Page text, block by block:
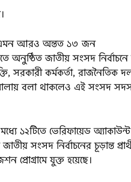
এমন আরও অন্তত ১৩ জন
অনুষ্ঠিত জাতীয় সংসদ
সরকারী কর্মকর্তা, রাজনৈতিক
বলা থাকলেও এই সংসদ
১২টিতে ভেরিফায়েড অ্যাকাউন্ট
সংসদ নির্বাচনের চূড়ান্ত
প্রোগ্রামে যুক্ত হয়েছে।